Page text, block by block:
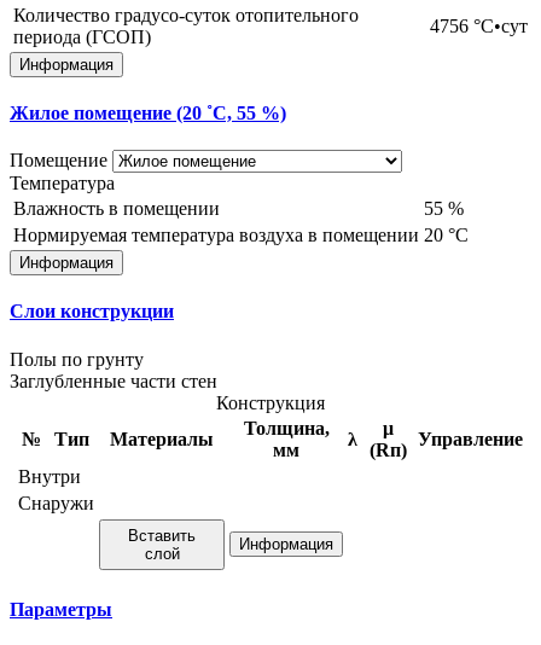
Количество градусо-суток отопительного
периода (ГСОП)
4756 °С•сут
Информация
Жилое помещение (20 ˚С, 55 %)
Помещение
Температура
Влажность в помещении
55 %
Нормируемая температура воздуха в помещении 20 °С
Информация
Слои конструкции
Полы по грунту
Заглубленные части стен
Конструкция
№
Тип Материалы
Толщина,
мм
λ
μ
(Rп)
Управление
Внутри
Снаружи
Вставить
слой
Информация
Параметры